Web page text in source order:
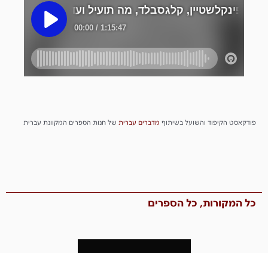
פודקאסט הקיפוד והשועל בשיתוף מדברים עברית של חנות הספרים המקוונת עברית
כל המקורות, כל הספרים​